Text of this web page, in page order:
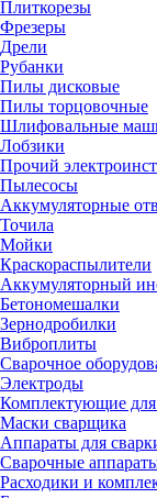
Плиткорезы
Фрезеры
Дрели
Рубанки
Пилы дисковые
Пилы торцовочные
Шлифовальные
Лобзики
Прочий
Пылесосы
Аккумуляторные
Точила
Мойки
Краскораспылители
Аккумуляторный
Бетономешалки
Зернодробилки
Виброплиты
Сварочное
Электроды
Комплектующие для
Маски сварщика
Аппараты для
Сварочные
Расходики и